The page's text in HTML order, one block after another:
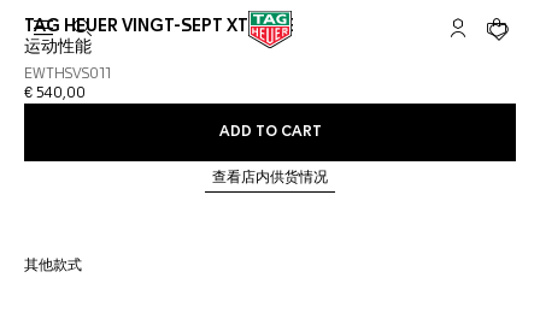
打开搜索 My TAG您的
TAG HEUER VINGT-SEPT XTREME
运动性能
EWTHSVS011
€ 540,00
ADD TO CART
查看店内供货情况
其他款式